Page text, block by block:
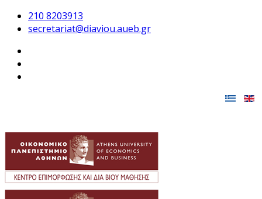
210 8203913
secretariat@diaviou.aueb.gr